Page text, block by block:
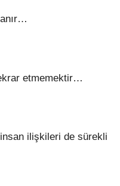
etmemektir…
ilişkileri de sürekli